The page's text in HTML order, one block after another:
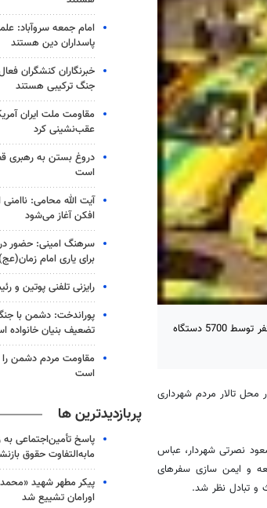
قزوین- خبرگزاری مهر: مدیرعامل سازمان تاکسیرانی قزوین گفت: روزانه بیش از 300 هزار نفر توسط 5700 دستگاه
محل تالار مردم شهرداری
نصرتی شهردار، عباس
و ایمن سازی سفرهای
و تبادل نظر شد.
امام جمعه سروآباد:
پاسداران دین هستند
خبرنگاران کنشگران
جنگ ترکیبی هستند
مقاومت ملت ایران
عقب‌نشینی کرد
دروغ بستن به رهبری
است
آیت الله محامی: ناامنی
افکن آغاز می‌شود
سرهنگ امینی: حضور در
برای یاری امام
رایزنی تلفنی پوتین و
پوراندخت: دشمن با
تضعیف بنیان خانواده
مقاومت مردم دشمن
است
پربازدیدترین ها
پاسخ تأمین‌اجتماعی
مابه‌التفاوت حقوق
پیکر مطهر شهید
اورامان تشییع شد